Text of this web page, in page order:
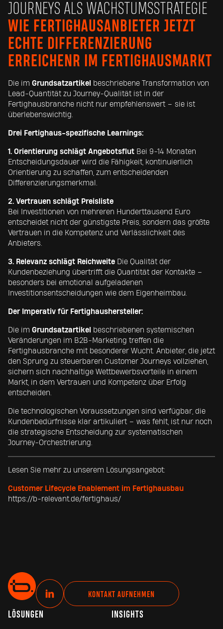
JOURNEYS ALS WACHSTUMSSTRATEGIE
WIE FERTIGHAUSANBIETER JETZT
ECHTE DIFFERENZIERUNG
ERREICHENR IM FERTIGHAUSMARKT
Die im Grundsatzartikel
beschriebene Transformation von
Lead-Quantität zu Journey-Qualität ist in der
Fertighausbranche nicht nur empfehlenswert – sie ist
überlebenswichtig.
Drei Fertighaus-spezifische Learnings:
1. Orientierung schlägt Angebotsflut Bei 9-14 Monaten
Entscheidungsdauer wird die Fähigkeit, kontinuierlich
Orientierung zu schaffen, zum entscheidenden
Differenzierungsmerkmal.
2. Vertrauen schlägt Preisliste
Bei Investitionen von mehreren Hunderttausend Euro
entscheidet nicht der günstigste Preis, sondern das größte
Vertrauen in die Kompetenz und Verlässlichkeit des
Anbieters.
3. Relevanz schlägt Reichweite Die Qualität der
Kundenbeziehung übertrifft die Quantität der Kontakte –
besonders bei emotional aufgeladenen
Investitionsentscheidungen wie dem Eigenheimbau.
Der Imperativ für Fertighaushersteller:
Die im Grundsatzartikel
beschriebenen systemischen
Veränderungen im B2B-Marketing treffen die
Fertighausbranche mit besonderer Wucht. Anbieter, die jetzt
den Sprung zu steuerbaren Customer Journeys vollziehen,
sichern sich nachhaltige Wettbewerbsvorteile in einem
Markt, in dem Vertrauen und Kompetenz über Erfolg
entscheiden.
Die technologischen Voraussetzungen sind verfügbar, die
Kundenbedürfnisse klar artikuliert – was fehlt, ist nur noch
die strategische Entscheidung zur systematischen
Journey-Orchestrierung.
Lesen Sie mehr zu unserem Lösungsangebot:
Customer Lifecycle Enablement im Fertighausbau
https://b-relevant.de/fertighaus/
i
KONTAKT AUFNEHMEN
LÖSUNGEN INSIGHTS